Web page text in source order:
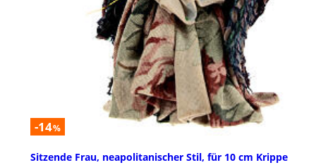
-14%
Sitzende Frau, neapolitanischer Stil, für 10 cm Krippe